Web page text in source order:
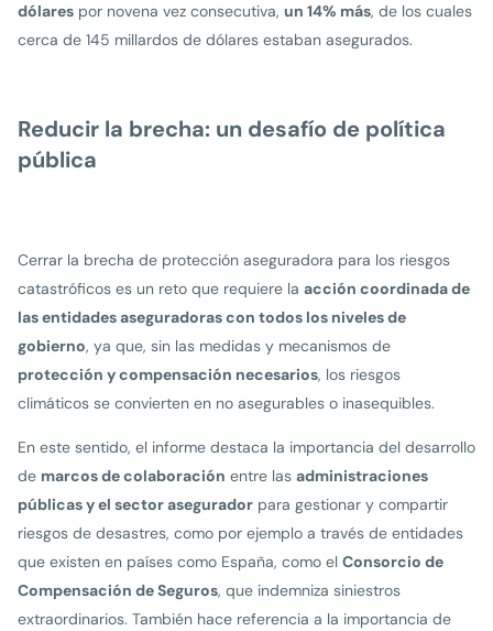
dólares por novena vez consecutiva, un 14% más, de los cuales
cerca de 145 millardos de dólares estaban asegurados.
Reducir la brecha: un desafío de política
pública
Cerrar la brecha de protección aseguradora para los riesgos
catastróficos es un reto que requiere la acción coordinada de
las entidades aseguradoras con todos los niveles de
gobierno, ya que, sin las medidas y mecanismos de
protección y compensación necesarios, los riesgos
climáticos se convierten en no asegurables o inasequibles.
En este sentido, el informe destaca la importancia del desarrollo
de marcos de colaboración entre las administraciones
públicas y el sector asegurador para gestionar y compartir
riesgos de desastres, como por ejemplo a través de entidades
que existen en países como España, como el Consorcio de
Compensación de Seguros, que indemniza siniestros
extraordinarios. También hace referencia a la importancia de